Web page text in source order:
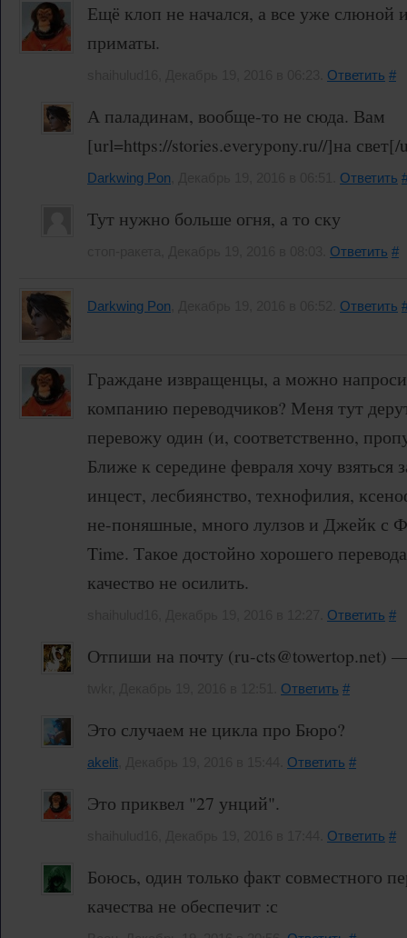
Ещё клоп не начался, а все уже слюной
приматы.
Ответить #
А паладинам, вообще-то не сюда. Вам
[url=https://stories.everypony.ru//]на
Darkwing Pon Ответить
Тут нужно больше огня, а то ску
Ответить #
Darkwing Pon Ответить
Граждане извращенцы, а можно
компанию переводчиков? Меня тут
перевожу один (и, соответственно,
Ближе к середине февраля хочу взяться
инцест, лесбиянство, технофилия,
не-поняшные, много лулзов и Джейк с
Time. Такое достойно хорошего
качество не осилить.
Ответить #
Отпиши на почту (ru-cts@towertop.net)
Ответить #
Это случаем не цикла про Бюро?
akelit Ответить #
Это приквел "27 унций".
Ответить #
Боюсь, один только факт совместного
качества не обеспечит :с